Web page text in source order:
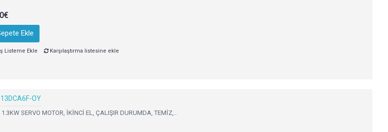
Ekle
Listeme Ekle Karşılaştırma listesine ekle
OY
SERVO MOTOR, İKİNCİ EL, ÇALIŞIR DURUMDA, TEMİZ,..